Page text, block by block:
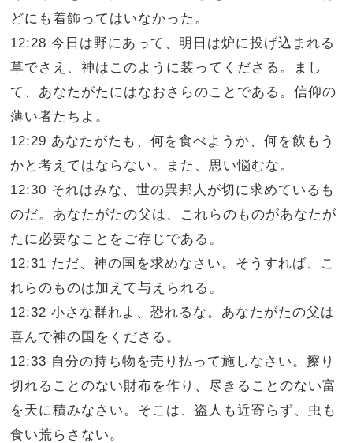
どにも着飾ってはいなかった。
12:28 今日は野にあって、明日は炉に投げ込まれる
草でさえ、神はこのように装ってくださる。まし
て、あなたがたにはなおさらのことである。信仰の
薄い者たちよ。
12:29 あなたがたも、何を食べようか、何を飲もう
かと考えてはならない。また、思い悩むな。
12:30 それはみな、世の異邦人が切に求めているも
のだ。あなたがたの父は、これらのものがあなたが
たに必要なことをご存じである。
12:31 ただ、神の国を求めなさい。そうすれば、こ
れらのものは加えて与えられる。
12:32 小さな群れよ、恐れるな。あなたがたの父は
喜んで神の国をくださる。
12:33 自分の持ち物を売り払って施しなさい。擦り
切れることのない財布を作り、尽きることのない富
を天に積みなさい。そこは、盗人も近寄らず、虫も
食い荒らさない。